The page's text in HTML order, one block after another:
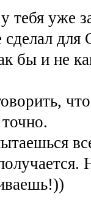
тебя уже
бы и не